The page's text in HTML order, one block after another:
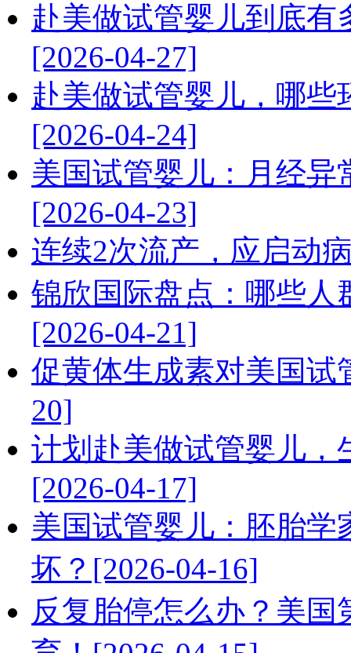
赴美做试管婴儿到底
[2026-04-27]
赴美做试管婴儿，哪
[2026-04-24]
美国试管婴儿：月经
[2026-04-23]
连续2次流产，应启动
锦欣国际盘点：哪些人
[2026-04-21]
促黄体生成素对美国试
20]
计划赴美做试管婴儿，
[2026-04-17]
美国试管婴儿：胚胎
坏？[2026-04-16]
反复胎停怎么办？美